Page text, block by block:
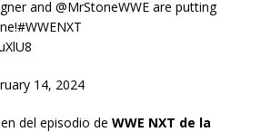
and @MrStoneWWE are putting
14, 2024
del episodio de WWE NXT de la